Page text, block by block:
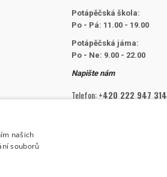
Potápěčská škola:
Po - Pá: 11.00 - 19.00
Potápěčská jáma:
Po - Ne: 9.00 - 22.00
Napište nám
Telefon:+420 222 947 314
našich
souborů